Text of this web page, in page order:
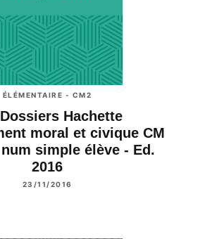
ÉLÉMENTAIRE - CM2
Hachette
moral et civique CM
simple élève - Ed.
2016
23/11/2016